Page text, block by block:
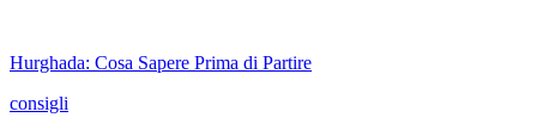
Hurghada: Cosa Sapere Prima di Partire
consigli